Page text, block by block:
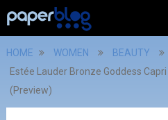
HOME WOMEN
BEAUTY
Estée Lauder Bronze Goddess
(Preview)